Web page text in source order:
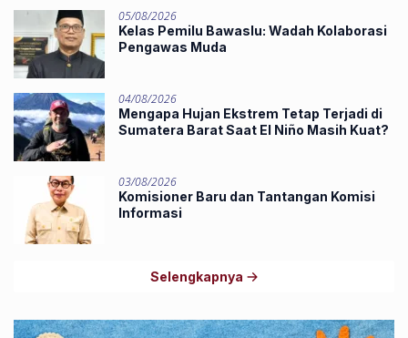
05/08/2026
Kelas Pemilu Bawaslu: Wadah Kolaborasi
Pengawas Muda
04/08/2026
Mengapa Hujan Ekstrem Tetap Terjadi di
Sumatera Barat Saat El Niño Masih Kuat?
03/08/2026
Komisioner Baru dan Tantangan Komisi
Informasi
Selengkapnya